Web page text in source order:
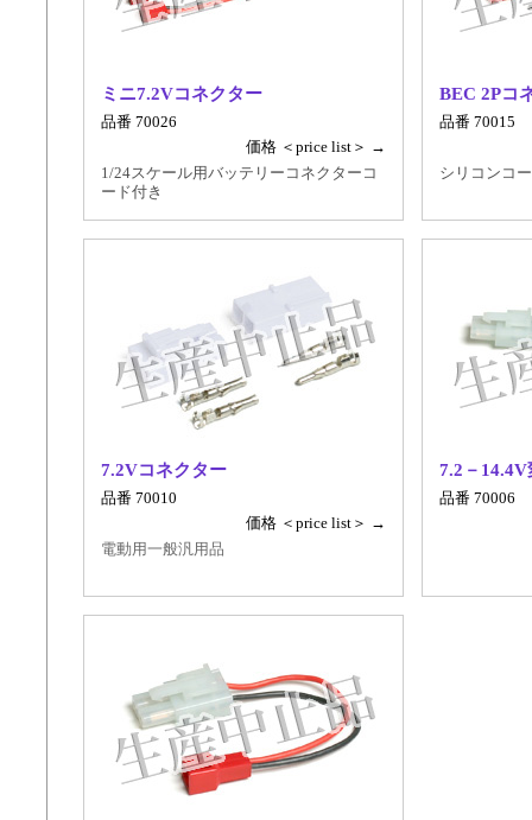
ミニ7.2Vコネクター
品番 70026
価格 ＜price list＞ →
1/24スケール用バッテリーコネクターコ
ード付き
BEC 2Pコ
品番 70015
シリコンコ
7.2Vコネクター
品番 70010
価格 ＜price list＞ →
電動用一般汎用品
7.2－
品番 70006